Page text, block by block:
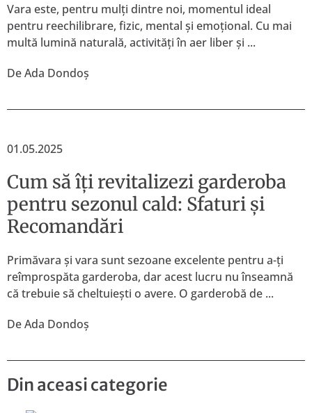
Vara este, pentru mulți dintre noi, momentul ideal
pentru reechilibrare, fizic, mental și emoțional. Cu mai
multă lumină naturală, activități în aer liber și ...
DeAda Dondoș
01.05.2025
Cum să îți revitalizezi garderoba
pentru sezonul cald: Sfaturi și
Recomandări
Primăvara și vara sunt sezoane excelente pentru a-ți
reîmprospăta garderoba, dar acest lucru nu înseamnă
că trebuie să cheltuiești o avere. O garderobă de ...
DeAda Dondoș
Din aceasi categorie